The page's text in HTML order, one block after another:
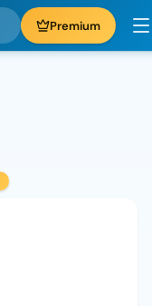
Premium